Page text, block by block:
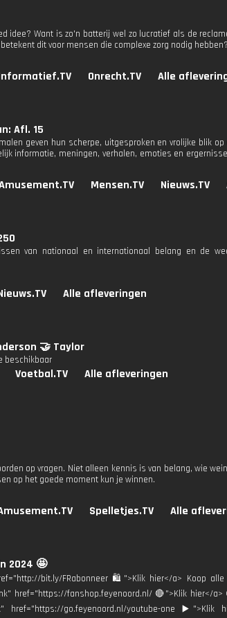
idee? Want is zo'n batterij wel zo lucratief als de
dit voor mensen die complexe zorg nodig hebben?
Onrecht.TV Alle
Afl. 15
geven hun scherpe, uitgesproken en vrolijke blik
informatie, meningen, verhalen, emoties en
Mensen.TV Nieuws.TV
van nationaal en internationaal belang en de
Alle afleveringen
🤝 Taylor
beschikbaar
Voetbal.TV Alle afleveringen
op vragen. Niet alleen kennis is van belang, wie
op het goede moment kun je winnen.
Spelletjes.TV Alle
2024 🤩
bit.ly/FRabonneer 🛍">Klik hier</a> Koop
href="https://fanshop.feyenoord.nl/ 🔴">Klik hier</a>
href="https://go.feyenoord.nl/youtube-one ▶️">Klik